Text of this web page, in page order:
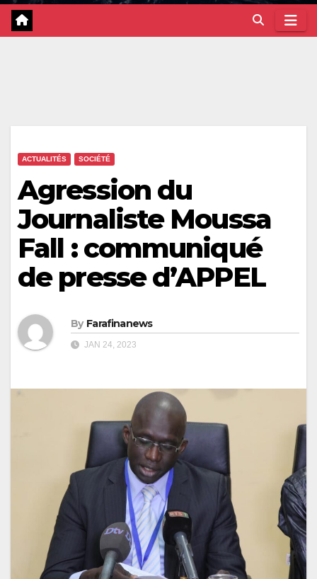
ACTUALITÉS SOCIÉTÉ
Agression du
Journaliste Moussa
Fall : communiqué
de presse d’APPEL
By Farafinanews
JAN 24, 2023